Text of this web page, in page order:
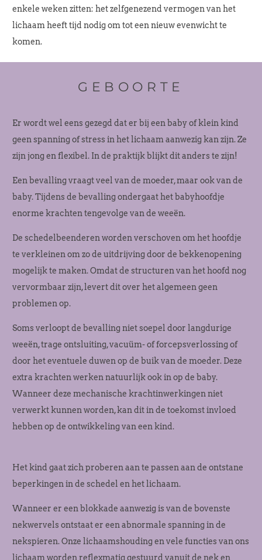
enkele weken zitten: het zelfgenezend vermogen van het
lichaam heeft tijd nodig om tot een nieuw evenwicht te
komen.
GEBOORTE
Er wordt wel eens gezegd dat er bij een baby of klein kind
geen spanning of stress in het lichaam aanwezig kan zijn. Ze
zijn jong en flexibel. In de praktijk blijkt dit anders te zijn!
Een bevalling vraagt veel van de moeder, maar ook van de
baby. Tijdens de bevalling ondergaat het babyhoofdje
enorme krachten tengevolge van de weeën.
De schedelbeenderen worden verschoven om het hoofdje
te verkleinen om zo de uitdrijving door de bekkenopening
mogelijk te maken. Omdat de structuren van het hoofd nog
vervormbaar zijn, levert dit over het algemeen geen
problemen op.
Soms verloopt de bevalling niet soepel door langdurige
weeën, trage ontsluiting, vacuüm- of forcepsverlossing of
door het eventuele duwen op de buik van de moeder. Deze
extra krachten werken natuurlijk ook in op de baby.
Wanneer deze mechanische krachtinwerkingen niet
verwerkt kunnen worden, kan dit in de toekomst invloed
hebben op de ontwikkeling van een kind.
Het kind gaat zich proberen aan te passen aan de ontstane
beperkingen in de schedel en het lichaam.
Wanneer er een blokkade aanwezig is van de bovenste
nekwervels ontstaat er een abnormale spanning in de
nekspieren. Onze lichaamshouding en vele functies van ons
lichaam worden reflexmatig gestuurd vanuit de nek en